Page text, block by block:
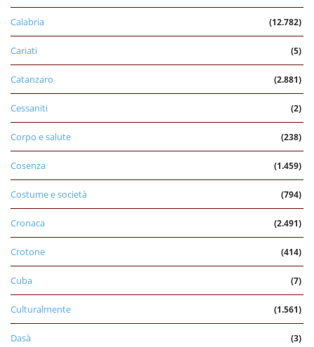
Calabria (12.782)
Cariati (5)
Catanzaro (2.881)
Cessaniti (2)
Corpo e salute (238)
Cosenza (1.459)
Costume e società (794)
Cronaca (2.491)
Crotone (414)
Cuba (7)
Culturalmente (1.561)
Dasà (3)